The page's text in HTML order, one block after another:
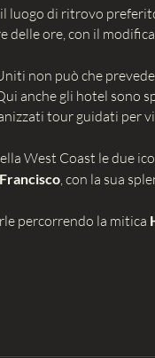
il luogo di ritrovo
delle ore, con il
non può che
anche gli hotel
tour guidati per
West Coast le due
, con la sua
percorrendo la mitica